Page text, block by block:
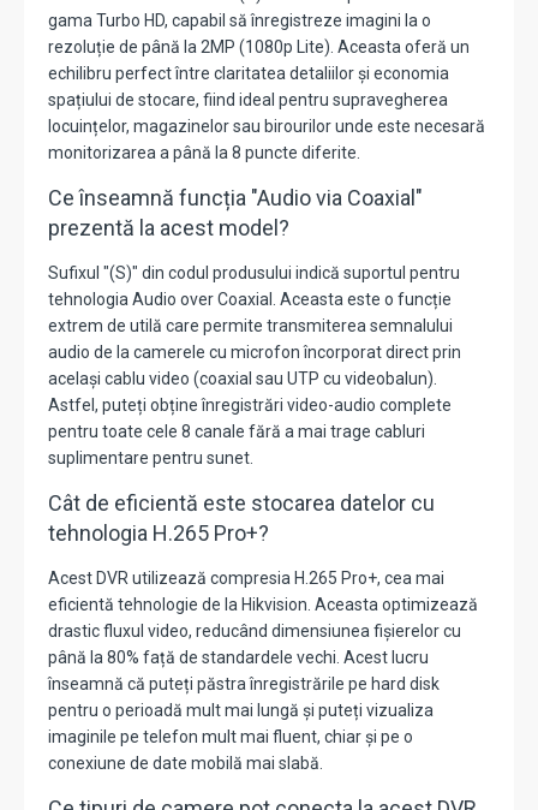
gama Turbo HD, capabil să înregistreze imagini la o
rezoluție de până la2MP (1080p Lite). Aceasta oferă un
echilibru perfect între claritatea detaliilor și economia
spațiului de stocare, fiind ideal pentru supravegherea
locuințelor, magazinelor sau birourilor unde este necesară
monitorizarea a până la 8 puncte diferite.
Ce înseamnă funcția "Audio via Coaxial"
prezentă la acest model?
Sufixul "(S)" din codul produsului indică suportul pentru
tehnologiaAudio over Coaxial . Aceasta este o funcție
extrem de utilă care permite transmiterea semnalului
audio de la camerele cu microfon încorporat direct prin
același cablu video (coaxial sau UTP cu videobalun).
Astfel, puteți obține înregistrări video-audio complete
pentru toate cele 8 canale fără a mai trage cabluri
suplimentare pentru sunet.
Cât de eficientă este stocarea datelor cu
tehnologia H.265 Pro+?
Acest DVR utilizează compresia H.265 Pro+, cea mai
eficientă tehnologie de la Hikvision. Aceasta optimizează
drastic fluxul video, reducând dimensiunea fișierelor cu
până la 80% față de standardele vechi. Acest lucru
înseamnă că puteți păstra înregistrările pe hard disk
pentru o perioadă mult mai lungă și puteți vizualiza
imaginile pe telefon mult mai fluent, chiar și pe o
conexiune de date mobilă mai slabă.